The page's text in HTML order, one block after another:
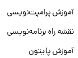
آموزش پرامپت‌نویسی
نقشه راه برنامه‌نویسی
آموزش پایتون